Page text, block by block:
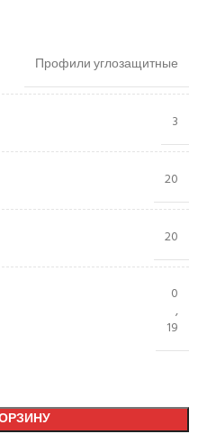
Профили углозащитные
3
20
20
0
,
19